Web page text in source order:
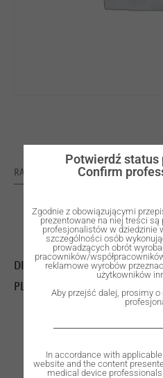
RATING: 0
DISC WØ98 H30mm ZYTTRIA
PLUS
Potwierdź
Confirm
Zgodnie z obowiązującymi
prezentowane na niej treści są
profesjonalistów w dziedzinie
szczególności osób
prowadzących obrót
pracowników/
reklamowe wyrobów
użytkowników
Aby przejść dalej, prosimy
In accordance with
website and the content
medical device